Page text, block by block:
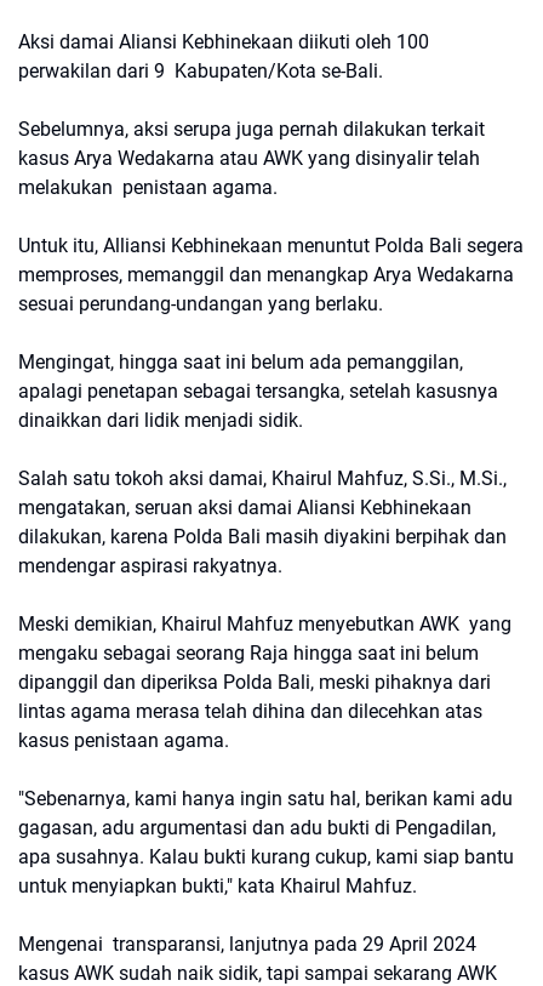
Aksi damai Aliansi Kebhinekaan diikuti oleh 100
perwakilan dari 9 Kabupaten/Kota se-Bali.
Sebelumnya, aksi serupa juga pernah dilakukan terkait
kasus Arya Wedakarna atau AWK yang disinyalir telah
melakukan penistaan agama.
Untuk itu, Alliansi Kebhinekaan menuntut Polda Bali segera
memproses, memanggil dan menangkap Arya Wedakarna
sesuai perundang-undangan yang berlaku.
Mengingat, hingga saat ini belum ada pemanggilan,
apalagi penetapan sebagai tersangka, setelah kasusnya
dinaikkan dari lidik menjadi sidik.
Salah satu tokoh aksi damai, Khairul Mahfuz, S.Si., M.Si.,
mengatakan, seruan aksi damai Aliansi Kebhinekaan
dilakukan, karena Polda Bali masih diyakini berpihak dan
mendengar aspirasi rakyatnya.
Meski demikian, Khairul Mahfuz menyebutkan AWK yang
mengaku sebagai seorang Raja hingga saat ini belum
dipanggil dan diperiksa Polda Bali, meski pihaknya dari
lintas agama merasa telah dihina dan dilecehkan atas
kasus penistaan agama.
"Sebenarnya, kami hanya ingin satu hal, berikan kami adu
gagasan, adu argumentasi dan adu bukti di Pengadilan,
apa susahnya. Kalau bukti kurang cukup, kami siap bantu
untuk menyiapkan bukti," kata Khairul Mahfuz.
Mengenai transparansi, lanjutnya pada 29 April 2024
kasus AWK sudah naik sidik, tapi sampai sekarang AWK